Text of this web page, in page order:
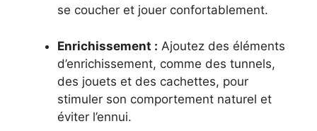
se coucher et jouer confortablement.
Enrichissement : Ajoutez des éléments
d’enrichissement, comme des tunnels,
des jouets et des cachettes, pour
stimuler son comportement naturel et
éviter l’ennui.